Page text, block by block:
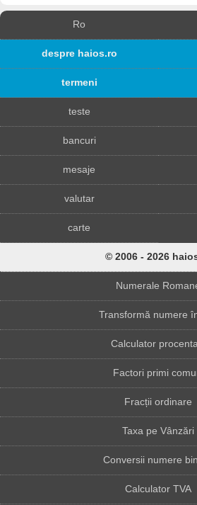
Ro
despre haios.ro
termeni
teste
bancuri
mesaje
valutar
carte
© 2006 - 2026
Numerale
Transformă numere
Calculator
Factori primi
Fracții ordinare
Taxa pe Vânzări
Conversii numere
Calculator TVA